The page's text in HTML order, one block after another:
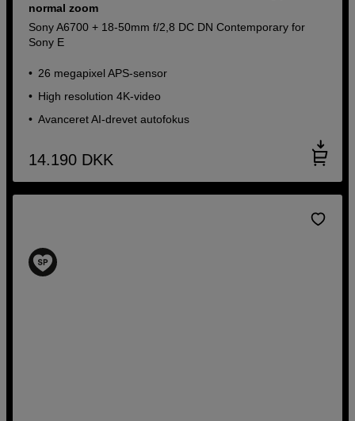
normal zoom
Sony A6700 + 18-50mm f/2,8 DC DN Contemporary for
Sony E
26 megapixel APS-sensor
High resolution 4K-video
Avanceret AI-drevet autofokus
14.190 DKK